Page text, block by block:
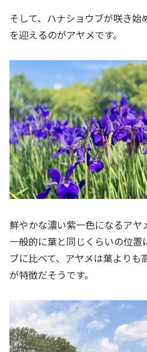
そして、ハナショウブが咲き
を迎えるのがアヤメです。
鮮やかな濃い紫一色になるアヤ
一般的に葉と同じくらいの位置
ブに比べて、アヤメは葉よりも
が特徴だそうです。